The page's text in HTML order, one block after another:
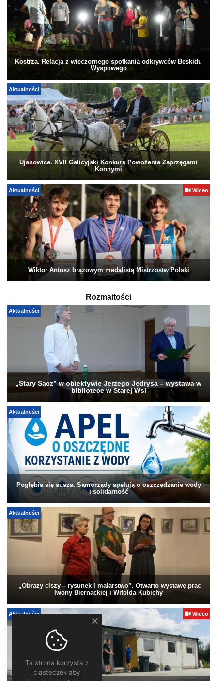
Kostrza. Relacja z wieczornego spotkania odkrywców Beskidu
Wyspowego
Aktualności
Ujanowice. XVII Galicyjski Konkurs Powożenia Zaprzęgami
Konnymi
Aktualności Wideo
Wiktor Antosz brązowym medalistą Mistrzostw Polski
Rozmaitości
Aktualności
„Stary Sącz” w obiektywie Jerzego Jędrysa – wystawa w
bibliotece w Starej Wsi
Aktualności
Pogłębia się susza. Samorządy apelują o oszczędzanie wody
i solidarność
Aktualności
„Obrazy ciszy – rysunek i malarstwo”. Otwarto wystawę prac
Iwony Biernackiej i Witolda Kubichy
Aktualności Wideo
Ta strona korzysta z
ciasteczek aby